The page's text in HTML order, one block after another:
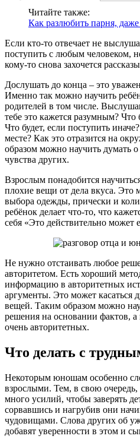
Читайте также:
Как разлюбить парня,
Если кто-то отвечает не
поступить с любым человеком,
кому-то снова захочется
Дослушать до конца – это
Именно так можно научить
родителей в том числе.
тебе это кажется разумным? Что
Что будет, если поступить
месте? Как это отразится на
образом можно научить думать
чувства других.
Взрослым понадобится
плохие вещи от дела вкуса. Это
выбора одежды, прически и
ребёнок делает что-то, что
себя «Это действительно может
Не нужно отстаивать любое
авторитетом. Есть хороший
информацию в авторитетных
аргументы. Это может касаться
вещей. Таким образом можно
решения на основании фактов, а
очень авторитетных.
Что делать с
Некоторым юношам особенно
взрослыми. Тем, в свою
много усилий, чтобы заверять
сорвавшись и нагрубив они
чудовищами. Слова других об
добавят уверенности в этом и